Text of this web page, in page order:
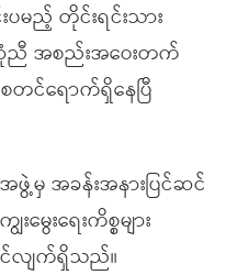
ပမည့် တိုင်းရင်းသား
ညီ အစည်းအဝေးတက်
င်ရောက်ရှိနေပြီ
မှ အခန်းအနားပြင်ဆင်
းမွေးရေးကိစ္စများ
လျက်ရှိသည်။